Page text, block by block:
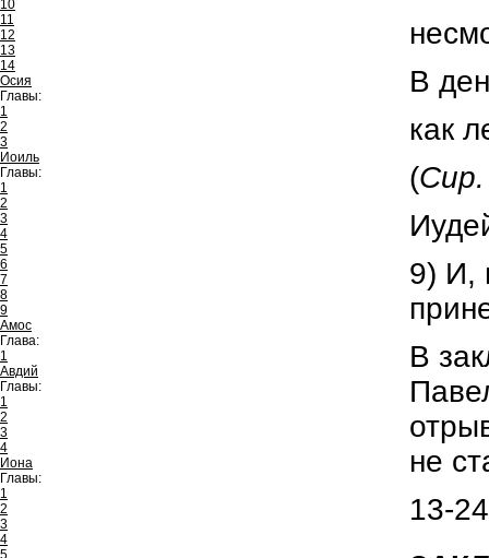
10
11
12
13
14
Осия
Главы:
1
2
3
Иоиль
Главы:
1
2
3
4
5
6
7
8
9
Амос
Глава:
1
Авдий
Главы:
1
2
3
4
Иона
Главы:
1
2
3
4
5
В
как
(
9) И,
В
не
13-24